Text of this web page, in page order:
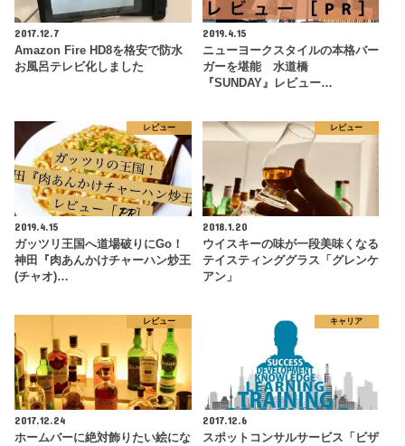
2017.12.7
Amazon Fire HD8を格安で防水
お風呂テレビ化しました
2019.4.15
ニューヨークスタイルの本格バー
ガーを堪能 水道橋
『SUNDAY』レビュー…
レビュー
2019.4.15
ガッツリ王国へ道場破りにGo！
神田『肉あんかけチャーハン炒王
(チャオ)…
レビュー
2018.1.20
ウイスキーの味が一段美味くなる
テイスティンググラス「グレンケ
アン」
レビュー
2017.12.24
ホームバーに絶対飾りたい絵にな
キャリア
2017.12.6
スポットコンサルサービス「ビザ